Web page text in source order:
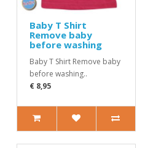
Baby T Shirt
Remove baby
before washing
Baby T Shirt Remove baby
before washing..
€ 8,95